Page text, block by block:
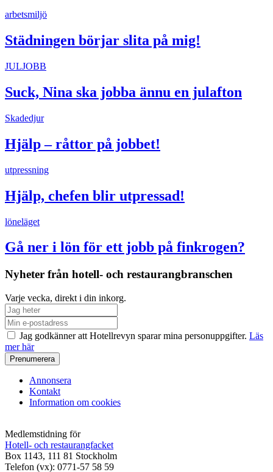
arbetsmiljö
Städningen börjar slita på mig!
JULJOBB
Suck, Nina ska jobba ännu en julafton
Skadedjur
Hjälp – råttor på jobbet!
utpressning
Hjälp, chefen blir utpressad!
löneläget
Gå ner i lön för ett jobb på finkrogen?
Nyheter från hotell- och restaurangbranschen
Varje vecka, direkt i din inkorg.
Jag godkänner att Hotellrevyn sparar mina personuppgifter. Läs
mer här
Annonsera
Kontakt
Information om cookies
Medlemstidning för
Hotell- och restaurangfacket
Box 1143, 111 81 Stockholm
Telefon (vx): 0771-57 58 59